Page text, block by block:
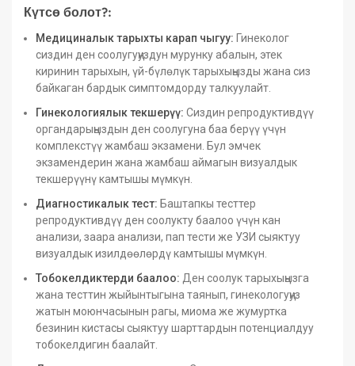
HPV вакцинасы жатын моюнчасынын
жана башка рак ооруларына жоопкер
болгон адам папилломавирусунун
коркунучтуу штаммдарынан коргойт.
Ал кантип башкарылат:
Сиздин жашыңызга жараша, алты айдын
ичинде эки же үч доза катары
башкарылат.
пайда:
HPV инфекциясын алдын алуу менен
жатын моюнчасынын, vulvarдын, кындын
жана аналдын рактарынын рискин
азайтат.
пайда болгон жыныс сөөлүнүн алдын
алат.
Эрте эмдөө менен узакка созулган
Күтсө болот?:
Медициналык тарыхты карап чыгуу: Гинеколог
сиздин ден соолугуңуздун мурунку абалын, этек
киринин тарыхын, үй-бүлөлүк тарыхыңызды жана сиз
байкаган бардык симптомдорду талкуулайт.
Гинекологиялык текшерүү: Сиздин репродуктивдүү
органдарыңыздын ден соолугуна баа берүү үчүн
комплекстүү жамбаш экзамени. Бул эмчек
экзамендерин жана жамбаш аймагын визуалдык
текшерүүнү камтышы мүмкүн.
Диагностикалык тест: Баштапкы тесттер
репродуктивдүү ден соолукту баалоо үчүн кан
анализи, заара анализи, пап тести же УЗИ сыяктуу
визуалдык изилдөөлөрдү камтышы мүмкүн.
Тобокелдиктерди баалоо: Ден соолук тарыхыңызга
жана тесттин жыйынтыгына таянып, гинекологуңуз
жатын моюнчасынын рагы, миома же жумуртка
безинин кистасы сыяктуу шарттардын потенциалдуу
тобокелдигин баалайт.